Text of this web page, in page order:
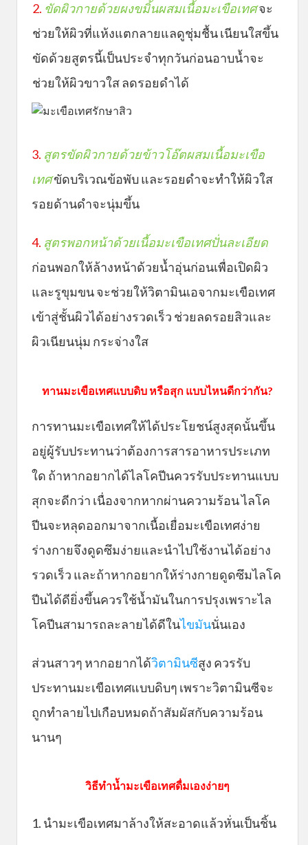
2. ขัดผิวกายด้วยผงขมิ้นผสมเนื้อมะเขือเทศจะ
ช่วยให้ผิวที่แห้งแตกลายแลดูชุ่มชื้น เนียนใสขึ้น
ขัดด้วยสูตรนี้เป็นประจำทุกวันก่อนอาบน้ำจะ
ช่วยให้ผิวขาวใส ลดรอยดำได้
3. สูตรขัดผิวกายด้วยข้าวโอ๊ตผสมเนื้อมะเขือ
เทศขัดบริเวณข้อพับ และรอยดำจะทำให้ผิวใส
รอยด้านดำจะนุ่มขึ้น
4. สูตรพอกหน้าด้วยเนื้อมะเขือเทศปั่นละเอียด
ก่อนพอกให้ล้างหน้าด้วยน้ำอุ่นก่อนเพื่อเปิดผิว
และรูขุมขน จะช่วยให้วิตามินเอจากมะเขือเทศ
เข้าสู่ชั้นผิวได้อย่างรวดเร็ว ช่วยลดรอยสิวและ
ผิวเนียนนุ่ม กระจ่างใส
ทานมะเขือเทศแบบดิบ หรือสุก แบบไหนดีกว่ากัน?
การทานมะเขือเทศให้ได้ประโยชน์สูงสุดนั้นขึ้น
อยู่ผู้รับประทานว่าต้องการสารอาหารประเภท
ใด ถ้าหากอยากได้ไลโคปีนควรรับประทานแบบ
สุกจะดีกว่า เนื่องจากหากผ่านความร้อน ไลโค
ปีนจะหลุดออกมาจากเนื้อเยื่อมะเขือเทศง่าย
ร่างกายจึงดูดซึมง่ายและนำไปใช้งานได้อย่าง
รวดเร็ว และถ้าหากอยากให้ร่างกายดูดซึมไลโค
ปีนได้ดียิ่งขึ้นควรใช้น้ำมันในการปรุงเพราะไล
โคปีนสามารถละลายได้ดีในไขมันนั่นเอง
ส่วนสาวๆ หากอยากได้วิตามินซีสูง ควรรับ
ประทานมะเขือเทศแบบดิบๆ เพราะวิตามินซีจะ
ถูกทำลายไปเกือบหมดถ้าสัมผัสกับความร้อน
นานๆ
วิธีทำน้ำมะเขือเทศดื่มเองง่ายๆ
1. นำมะเขือเทศมาล้างให้สะอาดแล้วหั่นเป็นชิ้น